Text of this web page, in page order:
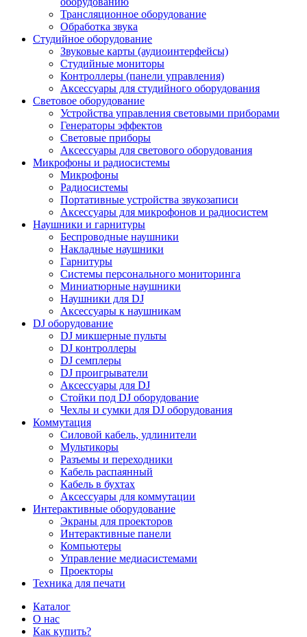
Трансляционное оборудование
Обработка звука
Студийное оборудование
Звуковые карты (аудиоинтерфейсы)
Студийные мониторы
Контроллеры (панели управления)
Аксессуары для студийного оборудования
Световое оборудование
Устройства управления световыми приборами
Генераторы эффектов
Световые приборы
Аксессуары для светового оборудования
Микрофоны и радиосистемы
Микрофоны
Радиосистемы
Портативные устройства звукозаписи
Аксессуары для микрофонов и радиосистем
Наушники и гарнитуры
Беспроводные наушники
Накладные наушники
Гарнитуры
Системы персонального мониторинга
Миниатюрные наушники
Наушники для DJ
Аксессуары к наушникам
DJ оборудование
DJ микшерные пульты
DJ контроллеры
DJ семплеры
DJ проигрыватели
Аксессуары для DJ
Стойки под DJ оборудование
Чехлы и сумки для DJ оборудования
Коммутация
Силовой кабель, удлинители
Мультикоры
Разъемы и переходники
Кабель распаянный
Кабель в бухтах
Аксессуары для коммутации
Интерактивные оборудование
Экраны для проекторов
Интерактивные панели
Компьютеры
Управление медиасистемами
Проекторы
Техника для печати
Каталог
О нас
Как купить?